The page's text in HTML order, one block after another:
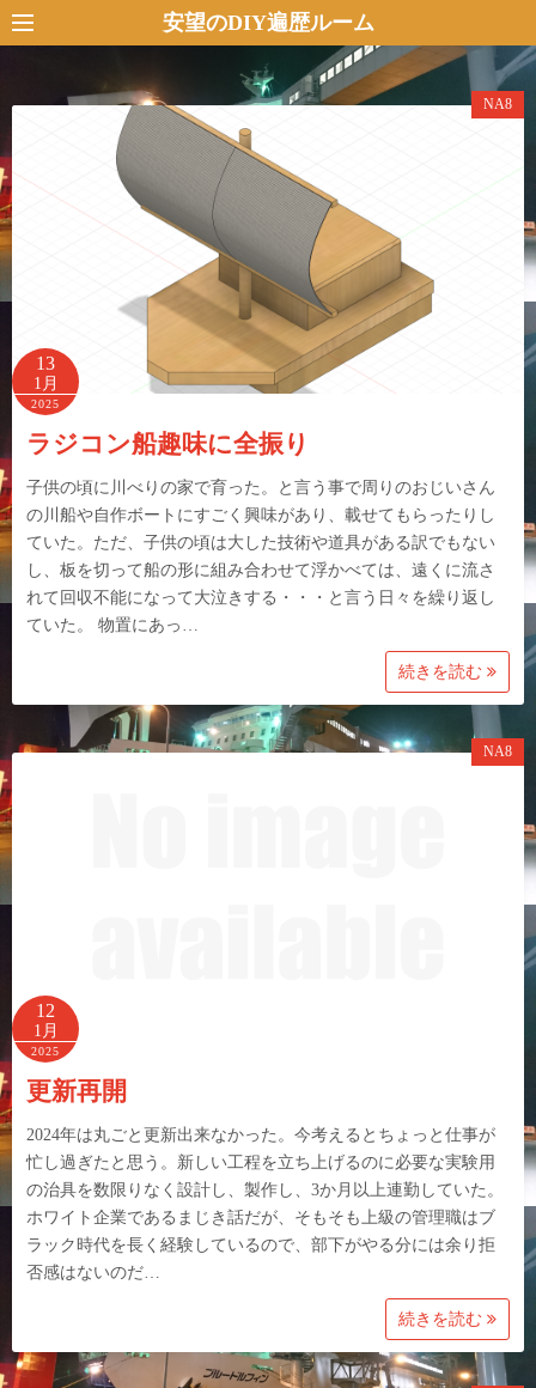
コ
ン
ン
へ
ス
キ
ッ
安望のDIY遍歴ルーム
NA8
13
1月
2025
ラジコン船趣味に全振り
子供の頃に川べりの家で育った。と言う事で周りのおじいさん
の川船や自作ボートにすごく興味があり、載せてもらったりし
ていた。ただ、子供の頃は大した技術や道具がある訳でもない
し、板を切って船の形に組み合わせて浮かべては、遠くに流さ
れて回収不能になって大泣きする・・・と言う日々を繰り返し
ていた。 物置にあっ…
続きを読む
NA8
12
1月
2025
更新再開
2024年は丸ごと更新出来なかった。今考えるとちょっと仕事が
忙し過ぎたと思う。新しい工程を立ち上げるのに必要な実験用
の治具を数限りなく設計し、製作し、3か月以上連勤していた。
ホワイト企業であるまじき話だが、そもそも上級の管理職はブ
ラック時代を長く経験しているので、部下がやる分には余り拒
否感はないのだ…
続きを読む